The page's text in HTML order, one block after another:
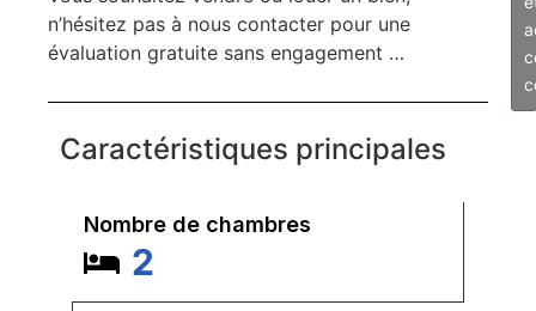
n’hésitez pas à nous contacter pour une
évaluation gratuite sans engagement …
Caractéristiques principales
Nombre de chambres
2